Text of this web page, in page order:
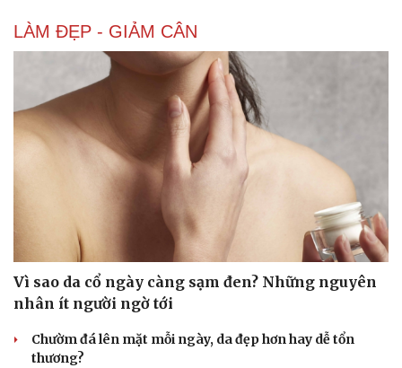
LÀM ĐẸP - GIẢM CÂN
Vì sao da cổ ngày càng sạm đen? Những nguyên
nhân ít người ngờ tới
Chườm đá lên mặt mỗi ngày, da đẹp hơn hay dễ tổn
thương?